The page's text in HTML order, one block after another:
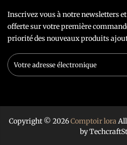
Inscrivez vous à notre newsletters
offerte sur votre première
priorité des nouveaux produits
Copyright © 2026Comptoir lora
by